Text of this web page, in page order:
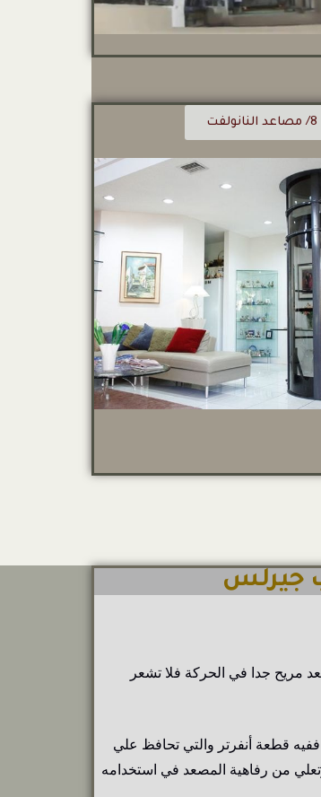
8/ مصاعد النانولفت
جدا في الحركة فلا تشعر
قطعة أنفرتر والتي تحافظ علي
من رفاهية المصعد في استخدامه